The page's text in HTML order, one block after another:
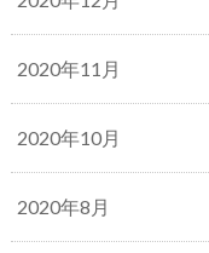
2020年11月
2020年10月
2020年8月